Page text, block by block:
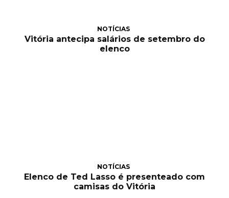
NOTÍCIAS
Vitória antecipa salários de setembro do
elenco
NOTÍCIAS
Elenco de Ted Lasso é presenteado com
camisas do Vitória